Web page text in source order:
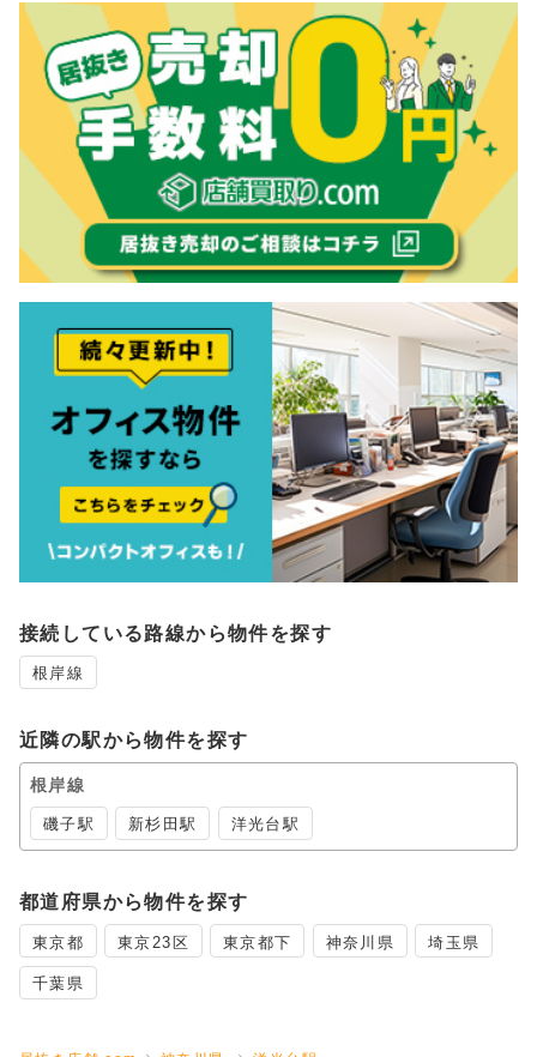
接続している路線から物件を探す
根岸線
近隣の駅から物件を探す
根岸線
磯子駅 新杉田駅 洋光台駅
都道府県から物件を探す
東京都 東京23区 東京都下 神奈川県 埼玉県
千葉県